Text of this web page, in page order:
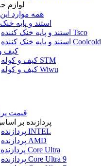
لوازم
همه موارد
استند و پایه
استند و پایه خنک کننده Tsco
استند و پایه خنک کننده Coolcold
کیف
کیف و کوله STM
کیف و کوله Wiwu
قیمت
پردازنده بر
پردازنده INTEL
پردازنده AMD
پردازنده سری Core Ultra
پردازنده Core Ultra 9